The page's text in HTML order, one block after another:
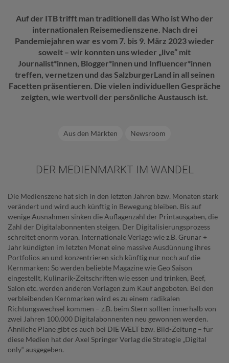
Auf der ITB trifft man traditionell das Who ist Who der
internationalen Reisemedienszene. Nach drei
Pandemiejahren war es vom 7. bis 9. März 2023 wieder
soweit – wir konnten uns wieder „live“ mit
Journalist*innen, Blogger*innen und Influencer*innen
treffen, vernetzen und das SalzburgerLand in all seinen
Facetten präsentieren. Die vielen individuellen Gespräche
zeigten, wie wertvoll der persönliche Austausch ist.
Aus den Märkten Newsroom
DER MEDIENMARKT IM WANDEL
Die Medienszene hat sich in den letzten Jahren bzw. Monaten stark
verändert und wird auch künftig in Bewegung bleiben. Bis auf
wenige Ausnahmen sinken die Auflagenzahl der Printausgaben, die
Zahl der Digitalabonnenten steigen. Der Digitalisierungsprozess
schreitet enorm voran. Internationale Verlage wie z.B. Grunar +
Jahr kündigten im letzten Monat eine massive Ausdünnung ihres
Portfolios an und konzentrieren sich künftig nur noch auf die
Kernmarken: So werden beliebte Magazine wie Geo Saison
eingestellt, Kulinarik-Zeitschriften wie essen und trinken, Beef,
Salon etc. werden anderen Verlagen zum Kauf angeboten. Bei den
verbleibenden Kernmarken wird es zu einem radikalen
Richtungswechsel kommen – z.B. beim Stern sollten innerhalb von
zwei Jahren 100.000 Digitalabonnenten neu gewonnen werden.
Ähnliche Pläne gibt es auch bei DIE WELT bzw. Bild-Zeitung – für
diese Medien hat der Axel Springer Verlag die Strategie „Digital
only“ ausgegeben.